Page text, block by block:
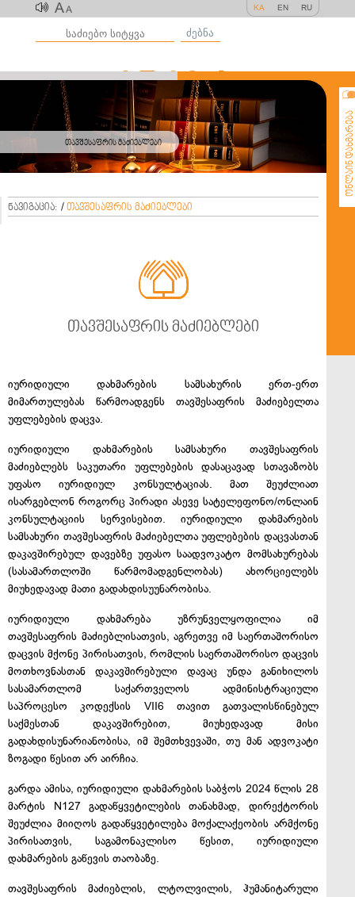
AA KA EN RU
ძებნა
თავშესაფრის მაძიებლები ონლაინ დახმარება
ნავიგაცია: / თავშესაფრის მაძიებლები

თავშესაფრის მაძიებლები
იურიდიული დახმარების სამსახურის ერთ-ერთ
მიმართულებას წარმოადგენს თავშესაფრის მაძიებელთა
უფლებების დაცვა.
იურიდიული დახმარების სამსახური თავშესაფრის
მაძიებლებს საკუთარი უფლებების დასაცავად სთავაზობს
უფასო იურიდიულ კონსულტაციას. მათ შეუძლიათ
ისარგებლონ როგორც პირადი ასევე სატელეფონო/ონლაინ
კონსულტაციის სერვისებით. იურიდიული დახმარების
სამსახური თავშესაფრის მაძიებელთა უფლებების დაცვასთან
დაკავშირებულ დავებზე უფასო საადვოკატო მომსახურებას
(სასამართლოში წარმომადგენლობას) ახორციელებს
მიუხედავად მათი გადახდისუუნარობისა.
იურიდიული დახმარება უზრუნველყოფილია იმ
თავშესაფრის მაძიებლისათვის, აგრეთვე იმ საერთაშორისო
დაცვის მქონე პირისათვის, რომლის საერთაშორისო დაცვის
მოთხოვნასთან დაკავშირებული დავაც უნდა განიხილოს
სასამართლომ საქართველოს ადმინისტრაციული
საპროცესო კოდექსის VII​6 თავით გათვალისწინებულ
საქმესთან დაკავშირებით, მიუხედავად მისი
გადახდისუნარიანობისა, იმ შემთხვევაში, თუ მან ადვოკატი
ზოგადი წესით არ აირჩია.
გარდა ამისა, იურიდიული დახმარების საბჭოს 2024 წლის 28
მარტის N127 გადაწყვეტილების თანახმად, დირექტორის
შეუძლია მიიღოს გადაწყვეტილება მოქალაქეობის არმქონე
პირისათვის, საგამონაკლისო წესით, იურიდიული
დახმარების გაწევის თაობაზე.
თავშესაფრის მაძიებლის, ლტოლვილის, ჰუმანიტარული